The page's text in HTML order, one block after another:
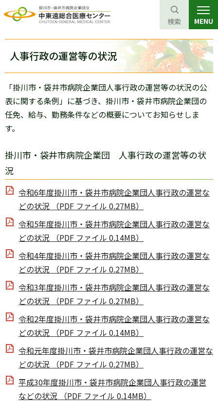
グ
バ
ナ
ビ
ゲ
シ
ョ
ン
本
ロ
ル
ビ
ゲ
ー
ョ
ン
へ
フ
ー
検索 MENU
人事行政の運営等の状況
「掛川市・袋井市病院企業団人事行政の運営等の状況の公
表に関する条例」に基づき、掛川市・袋井市病院企業団の
任免、給与、勤務条件などの概要についてお知らせしま
す。
掛川市・袋井市病院企業団 人事行政の運営等の状
況
令和6年度掛川市・袋井市病院企業団人事行政の運営な
どの状況 （PDF ファイル 0.27MB）
令和5年度掛川市・袋井市病院企業団人事行政の運営な
どの状況 （PDF ファイル 0.14MB）
令和4年度掛川市・袋井市病院企業団人事行政の運営な
どの状況 （PDF ファイル 0.27MB）
令和3年度掛川市・袋井市病院企業団人事行政の運営な
どの状況 （PDF ファイル 0.27MB）
令和2年度掛川市・袋井市病院企業団人事行政の運営な
どの状況 （PDF ファイル 0.14MB）
令和元年度掛川市・袋井市病院企業団人事行政の運営な
どの状況 （PDF ファイル 0.27MB）
平成30年度掛川市・袋井市病院企業団人事行政の運営
などの状況 （PDF ファイル 0.14MB）